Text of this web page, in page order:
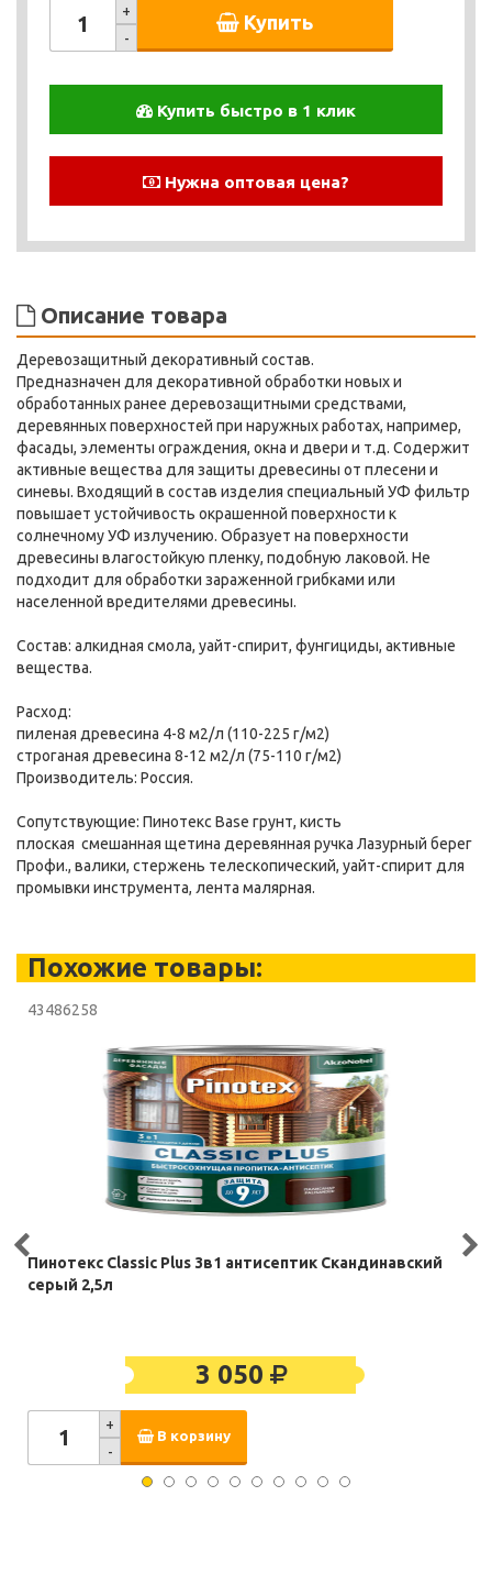
+
-
Купить
Купить быстро в 1 клик
Нужна оптовая цена?
Описание товара
Деревозащитный декоративный состав.
Предназначен для декоративной обработки новых и
обработанных ранее деревозащитными средствами,
деревянных поверхностей при наружных работах, например,
фасады, элементы ограждения, окна и двери и т.д. Содержит
активные вещества для защиты древесины от плесени и
синевы. Входящий в состав изделия специальный УФ фильтр
повышает устойчивость окрашенной поверхности к
солнечному УФ излучению. Образует на поверхности
древесины влагостойкую пленку, подобную лаковой. Не
подходит для обработки зараженной грибками или
населенной вредителями древесины.
Состав: алкидная смола, уайт-спирит, фунгициды, активные
вещества.
Расход:
пиленая древесина 4-8 м2/л (110-225 г/м2)
строганая древесина 8-12 м2/л (75-110 г/м2)
Производитель: Россия.
Сопутствующие: Пинотекс Base грунт, кисть
плоская смешанная щетина деревянная ручка Лазурный берег
Профи., валики, стержень телескопический, уайт-спирит для
промывки инструмента, лента малярная.
Похожие товары:
43486258
Пинотекс Classic Plus 3в1 антисептик Скандинавский
серый 2,5л
3 050
+
-
В корзину